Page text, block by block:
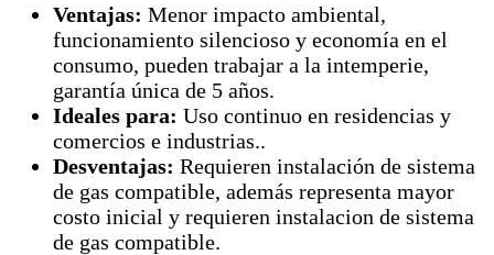
Ventajas: Menor impacto ambiental,
funcionamiento silencioso y economía en el
consumo, pueden trabajar a la intemperie,
garantía única de 5 años.
Ideales para: Uso continuo en residencias y
comercios e industrias..
Desventajas: Requieren instalación de sistema
de gas compatible, además representa mayor
costo inicial y requieren instalacion de sistema
de gas compatible.